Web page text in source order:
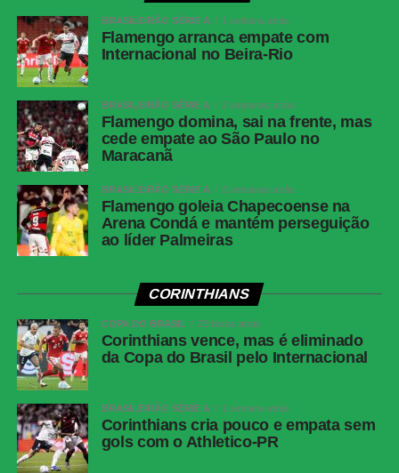
Horário
20h (de Brasília)
Cartões
amarelos
Cartões
vermelhos
Nenhum
Árbitro
Braulio da Silva Machado (SC)
Assistentes
Gizeli Casaril (SC) e Alex dos Santos (SC)
VAR
Emerson de Almeida Ferreira (MG)
Gols
Renê, aos 10 minutos do 1º tempo; Erick,
minutos do 2º tempo; Marinho, aos 47
minutos do 2º tempo — todos pelo Vitória
Vitória
Lucas Arcanjo; Brítez, Cacá, Luan Candido e
Ramón; Caique (Zé Vitor), Baralhas e
Técnico
Jair Ventura
Athletico-PR
Santos; Gilberto (Dudu), Benavídez, Aguirre,
BRASILEIRÃO SÉRIE A 1 semana atrás
Flamengo arranca empate com
Internacional no Beira-Rio
BRASILEIRÃO SÉRIE A 2 semanas atrás
Flamengo domina, sai na frente, mas
cede empate ao São Paulo no
Maracanã
BRASILEIRÃO SÉRIE A 2 semanas atrás
Flamengo goleia Chapecoense na
Arena Condá e mantém perseguição
ao líder Palmeiras
CORINTHIANS
COPA DO BRASIL 23 horas atrás
Corinthians vence, mas é eliminado
da Copa do Brasil pelo Internacional
BRASILEIRÃO SÉRIE A 1 semana atrás
Corinthians cria pouco e empata sem
gols com o Athletico-PR